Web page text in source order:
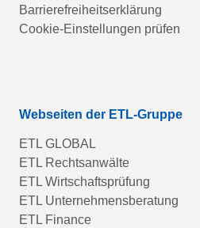
Barrierefreiheitserklärung
Cookie-Einstellungen prüfen
Webseiten der ETL-Gruppe
ETL GLOBAL
ETL Rechtsanwälte
ETL Wirtschaftsprüfung
ETL Unternehmensberatung
ETL Finance